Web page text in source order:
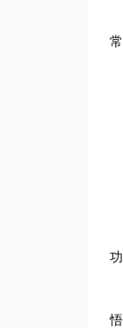
功
悟